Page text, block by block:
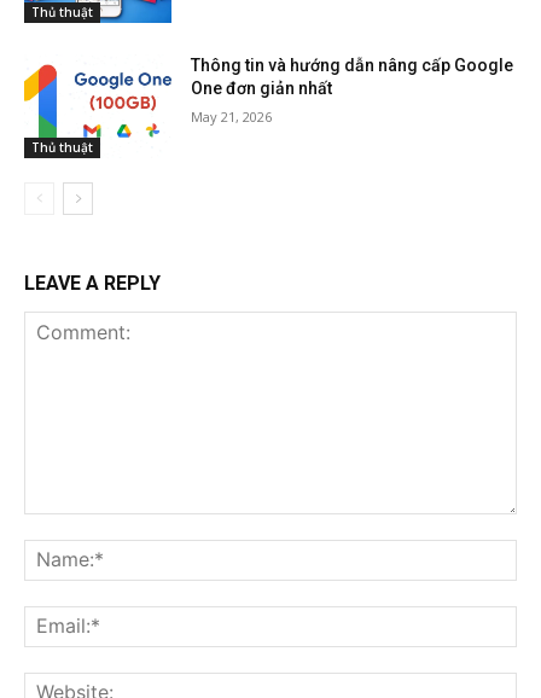
Thủ thuật
Thủ thuật
Thông tin và hướng dẫn nâng cấp Google
One đơn giản nhất
May 21, 2026
LEAVE A REPLY